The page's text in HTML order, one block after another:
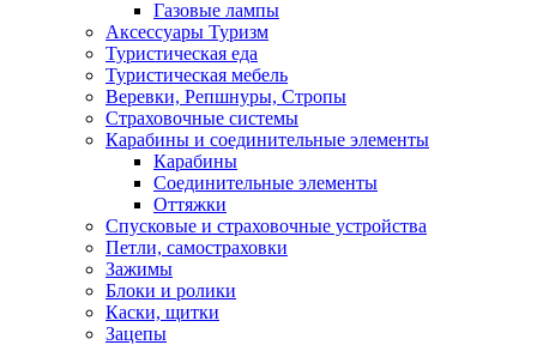
Газовые лампы
Аксессуары Туризм
Туристическая еда
Туристическая мебель
Веревки, Репшнуры, Стропы
Страховочные системы
Карабины и соединительные элементы
Карабины
Соединительные элементы
Оттяжки
Спусковые и страховочные устройства
Петли, самостраховки
Зажимы
Блоки и ролики
Каски, щитки
Зацепы